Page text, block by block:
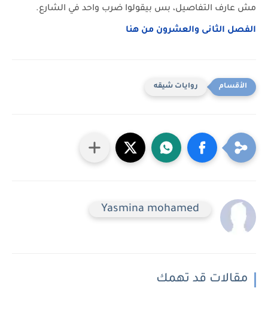
مش عارف التفاصيل، بس بيقولوا ضرب واحد في الشارع.
الفصل الثانى والعشرون من هنا
روايات شيقه
Yasmina mohamed
مقالات قد تهمك